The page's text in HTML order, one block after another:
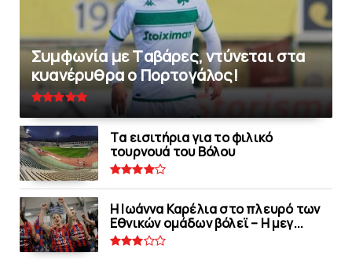
Συμφωνία με Tαβάρες, ντύνεται στα
κυανέρυθρα ο Πορτογάλος!
Tα εισιτήρια για το φιλικό
τουρνουά του Bόλου
Η Ιωάννα Καρέλια στο πλευρό των
Εθνικών ομάδων βόλεϊ – H μεγ...